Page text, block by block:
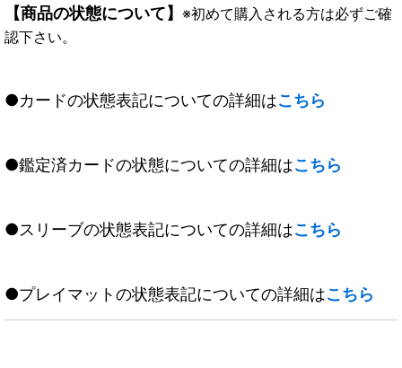
【商品の状態について】 ※初めて購入される方は必ずご確
認下さい。
●カードの状態表記についての詳細はこちら
●鑑定済カードの状態についての詳細はこちら
●スリーブの状態表記についての詳細はこちら
●プレイマットの状態表記についての詳細はこちら